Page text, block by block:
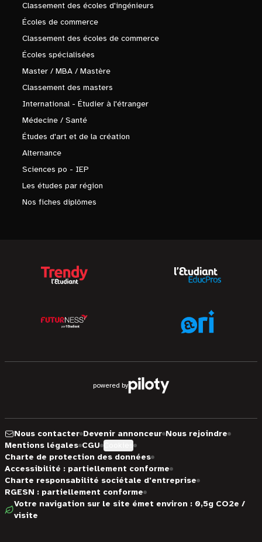
Classement des écoles d'ingénieurs
Écoles de commerce
Classement des écoles de commerce
Écoles spécialisées
Master / MBA / Mastère
Classement des masters
International - Étudier à l'étranger
Médecine / Santé
Études d'art et de la création
Alternance
Sciences po - IEP
Les études par région
Nos fiches diplômes
powered by
Nous contacter Devenir annonceur Nous rejoindre
Mentions légales CGU
Charte de protection des données
Accessibilité : partiellement conforme
Charte responsabilité sociétale d'entreprise
RGESN : partiellement conforme
Votre navigation sur le site émet environ : 0,5g CO2e /
visite